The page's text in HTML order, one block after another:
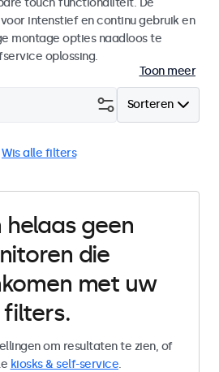
touch functionaliteit. De
intenstief en continu gebruik en
montage opties naadloos te
oplossing.
Toon meer
Sorteren
Wis alle filters
helaas geen
die
met uw
filters.
om resultaten te zien, of
kiosks & self-service.